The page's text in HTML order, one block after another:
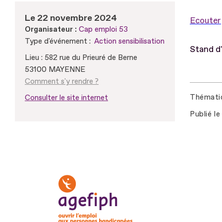
Le 22 novembre 2024
Organisateur : Cap emploi 53
Type d'événement : Action sensibilisation
Lieu : 582 rue du Prieuré de Berne
53100 MAYENNE
Comment s'y rendre ?
Consulter le site internet
Ecouter
Stand
Publié le